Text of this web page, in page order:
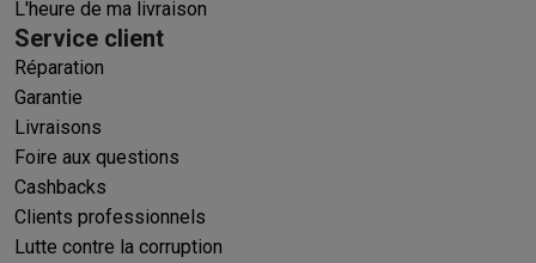
L'heure de ma livraison
Service client
Réparation
Garantie
Livraisons
Foire aux questions
Cashbacks
Clients professionnels
Lutte contre la corruption